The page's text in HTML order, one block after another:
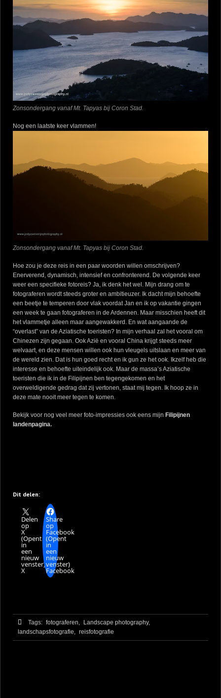
Zonsondergang vanaf Mt. Tapyas bij Coron Stad.
Nog een laatste keer vlammen!
Zonsondergang vanaf Mt. Tapyas bij Coron Stad.
Hoe zou je deze reis in een paar woorden willen omschrijven?
Enerverend, dynamisch, intensief en confronterend. De volgende keer
weer een specifieke fotoreis? Ja, ik denk het wel. Mijn drang om te
fotograferen wordt steeds groter en ambitieuzer. Ik dacht mijn behoefte
een beetje te temperen door vlak voordat Jan en ik op vakantie gingen
een week te gaan fotograferen in de Ardennen. Maar misschien heeft dit
het vlammetje alleen maar aangewakkerd. En wat aangaande de
“overlast” van de Aziatische toeristen? In mijn verhaal zal het vooral om
Chinezen zijn gegaan. Ook Azië en vooral China krijgt steeds meer
welvaart, en deze mensen willen ook hun vleugels uitslaan en meer van
de wereld zien. Dat is hun goed recht en ik gun ze het ook. Ikzelf heb die
interesse en behoefte uiteindelijk ook. Maar de massa’s Aziatische
toeristen die ik in de Filipijnen ben tegengekomen en het
overweldigende gedrag dat zij vertonen, staat mij tegen. Ik hoop ze in
deze mate nooit meer tegen te komen.
Bekijk voor nog veel meer foto-impressies ook eens mijn Filipijnen
landenpagina.
Dit delen:
Delen
op
X
(Opent
in
een
nieuw
venster)
X
Share
op
Facebook
(Opent
in
een
nieuw
venster)
Facebook
Tags: fotograferen,
Landscape photography,
landschapsfotografie, reisfotografie